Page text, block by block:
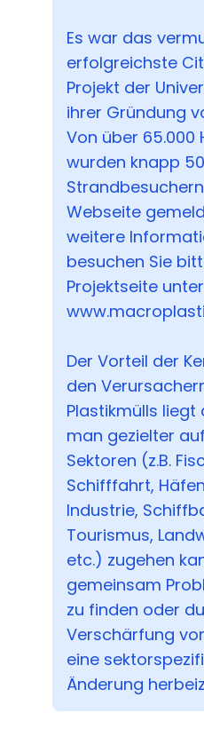
Es war das
erfolgreichste
Projekt der
ihrer Gründung
Von über 65.000
wurden knapp
Webseite
weitere
besuchen Sie
Projektseite unter
Der Vorteil der
den
Plastikmülls liegt
man gezielter
Sektoren (z.B.
Schifffahrt,
Industrie,
Tourismus,
etc.) zugehen
gemeinsam
zu finden oder
Verschärfung
eine
Änderung